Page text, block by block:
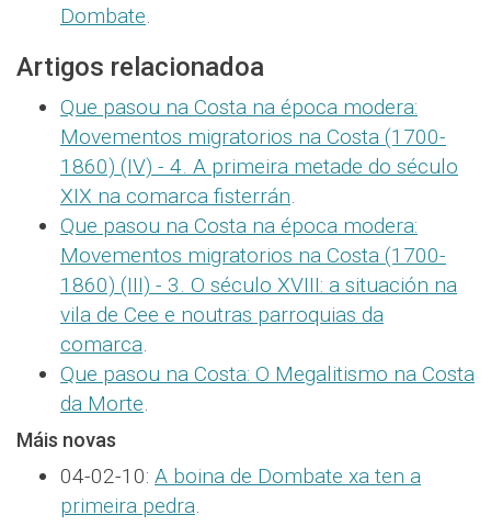
Dombate.
Artigos relacionadoa
Que pasou na Costa na época modera:
Movementos migratorios na Costa (1700-
1860) (IV) - 4. A primeira metade do século
XIX na comarca fisterrán.
Que pasou na Costa na época modera:
Movementos migratorios na Costa (1700-
1860) (III) - 3. O século XVIII: a situación na
vila de Cee e noutras parroquias da
comarca.
Que pasou na Costa: O Megalitismo na Costa
da Morte.
Máis novas
04-02-10: A boina de Dombate xa ten a
primeira pedra.